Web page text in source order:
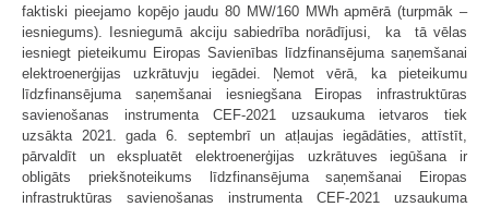
faktiski pieejamo kopējo jaudu 80 MW/160 MWh apmērā (turpmāk –
iesniegums). Iesniegumā akciju sabiedrība norādījusi, ka tā vēlas
iesniegt pieteikumu Eiropas Savienības līdzfinansējuma saņemšanai
elektroenerģijas uzkrātuvju iegādei. Ņemot vērā, ka pieteikumu
līdzfinansējuma saņemšanai iesniegšana Eiropas infrastruktūras
savienošanas instrumenta CEF-2021 uzsaukuma ietvaros tiek
uzsākta 2021. gada 6. septembrī un atļaujas iegādāties, attīstīt,
pārvaldīt un ekspluatēt elektroenerģijas uzkrātuves iegūšana ir
obligāts priekšnoteikums līdzfinansējuma saņemšanai Eiropas
infrastruktūras savienošanas instrumenta CEF-2021 uzsaukuma